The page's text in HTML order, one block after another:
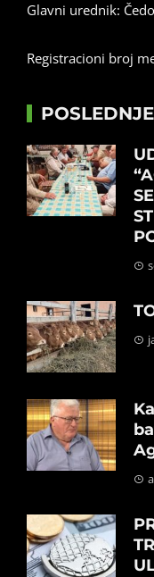
Glavni urednik:
Registracioni broj